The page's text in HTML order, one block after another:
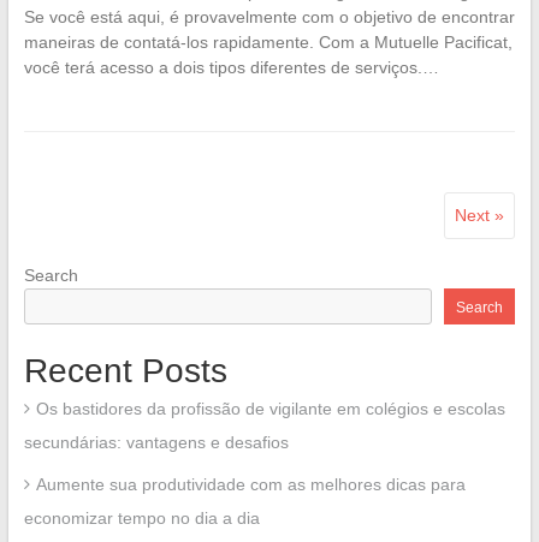
Se você está aqui, é provavelmente com o objetivo de encontrar
maneiras de contatá-los rapidamente. Com a Mutuelle Pacificat,
você terá acesso a dois tipos diferentes de serviços.…
Next »
Search
Search
Recent Posts
Os bastidores da profissão de vigilante em colégios e escolas
secundárias: vantagens e desafios
Aumente sua produtividade com as melhores dicas para
economizar tempo no dia a dia